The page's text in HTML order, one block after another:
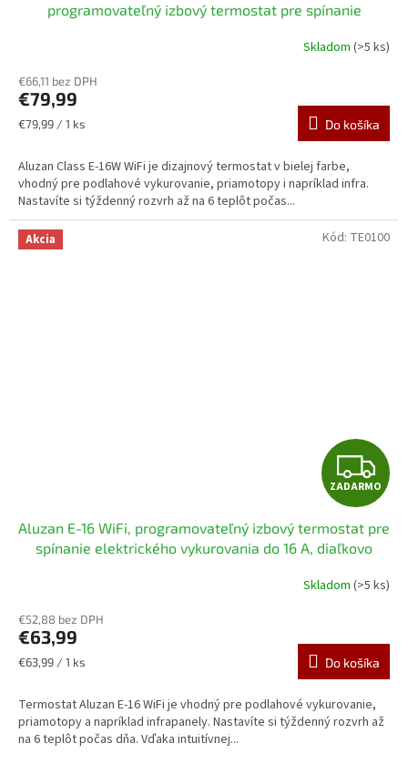
programovateľný izbový termostat pre spínanie
cez aplikáciu Android alebo iOSSkladom (>5 ks)
€66,11 bez DPH
€79,99
Jednotková
€79,99 / 1 ks Do košíka
Aluzan Class E-16W WiFi je dizajnový termostat v bielej farbe,
vhodný pre podlahové vykurovanie, priamotopy i napríklad infra.
Nastavíte si týždenný rozvrh až na 6 teplôt počas...
Akcia
Z
A
D
A
M
ZADARMO
Aluzan E-16 WiFi, programovateľný izbový termostat pre
spínanie elektrického vykurovania do 16 A, diaľkovo
Skladom (>5 ks)
€52,88 bez DPH
€63,99
Jednotková
€63,99 / 1 ks Do košíka
Termostat Aluzan E-16 WiFi je vhodný pre podlahové vykurovanie,
priamotopy a napríklad infrapanely. Nastavíte si týždenný rozvrh až
na 6 teplôt počas dňa. Vďaka intuitívnej...
Kód: TE0100